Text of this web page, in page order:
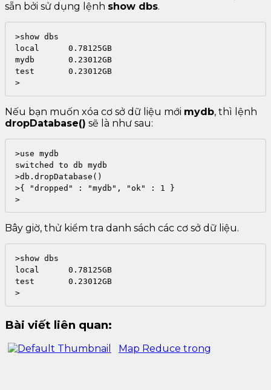
sẵn bởi sử dụng lệnh show dbs.
>show dbs
local      0.78125GB
mydb       0.23012GB
test       0.23012GB
>
Nếu bạn muốn xóa cơ sở dữ liệu mới mydb, thì lệnh
dropDatabase() sẽ là như sau:
>use mydb
switched to db mydb
>db.dropDatabase()
>{ "dropped" : "mydb", "ok" : 1 }
>
Bây giờ, thử kiểm tra danh sách các cơ sở dữ liệu.
>show dbs
local      0.78125GB
test       0.23012GB
>
Bài viết liên quan:
Map Reduce trong